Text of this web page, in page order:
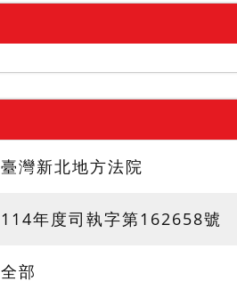
臺灣新北地方法院
114年度司執字第162658號
全部